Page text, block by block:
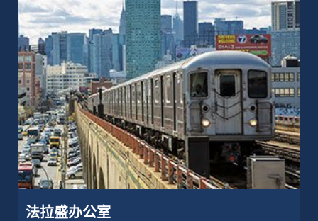
法拉盛办公室